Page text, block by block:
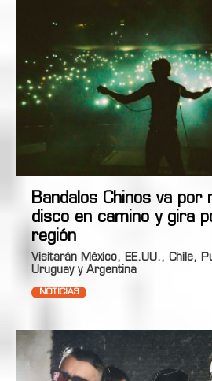
Bandalos Chinos va por
disco en camino y gira
región
Visitarán México, EE.UU., Chile,
Uruguay y Argentina
NOTICIAS